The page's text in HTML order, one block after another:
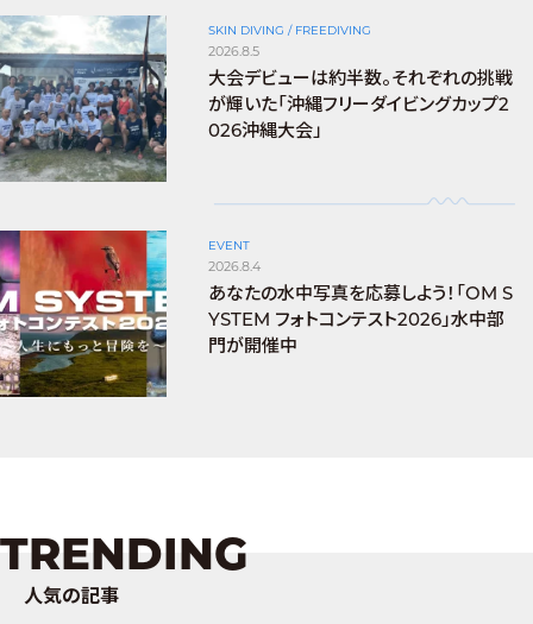
SKIN DIVING / FREEDIVING
2026.8.5
大会デビューは約半数。それぞれの挑戦
が輝いた「沖縄フリーダイビングカップ2
026沖縄大会」
EVENT
2026.8.4
あなたの水中写真を応募しよう！「OM S
YSTEM フォトコンテスト2026」水中部
門が開催中
TRENDING
人気の記事